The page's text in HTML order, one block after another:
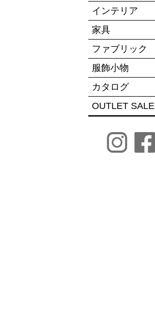
インテリア
家具
ファブリック
服飾小物
カタログ
OUTLET SALE